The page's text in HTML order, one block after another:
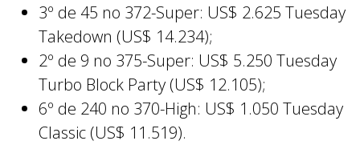
3º de 45 no 372-Super: US$ 2.625 Tuesday
Takedown (US$ 14.234);
2º de 9 no 375-Super: US$ 5.250 Tuesday
Turbo Block Party (US$ 12.105);
6º de 240 no 370-High: US$ 1.050 Tuesday
Classic (US$ 11.519).